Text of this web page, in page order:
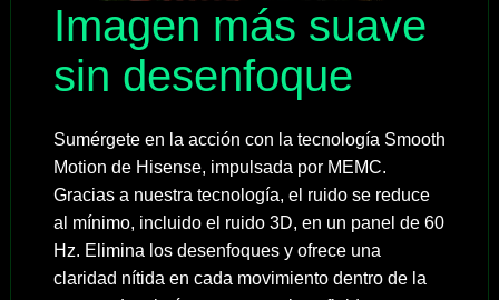
Imagen más suave
sin desenfoque
Sumérgete en la acción con la tecnología Smooth
Motion de Hisense, impulsada por MEMC.
Gracias a nuestra tecnología, el ruido se reduce
al mínimo, incluido el ruido 3D, en un panel de 60
Hz. Elimina los desenfoques y ofrece una
claridad nítida en cada movimiento dentro de la